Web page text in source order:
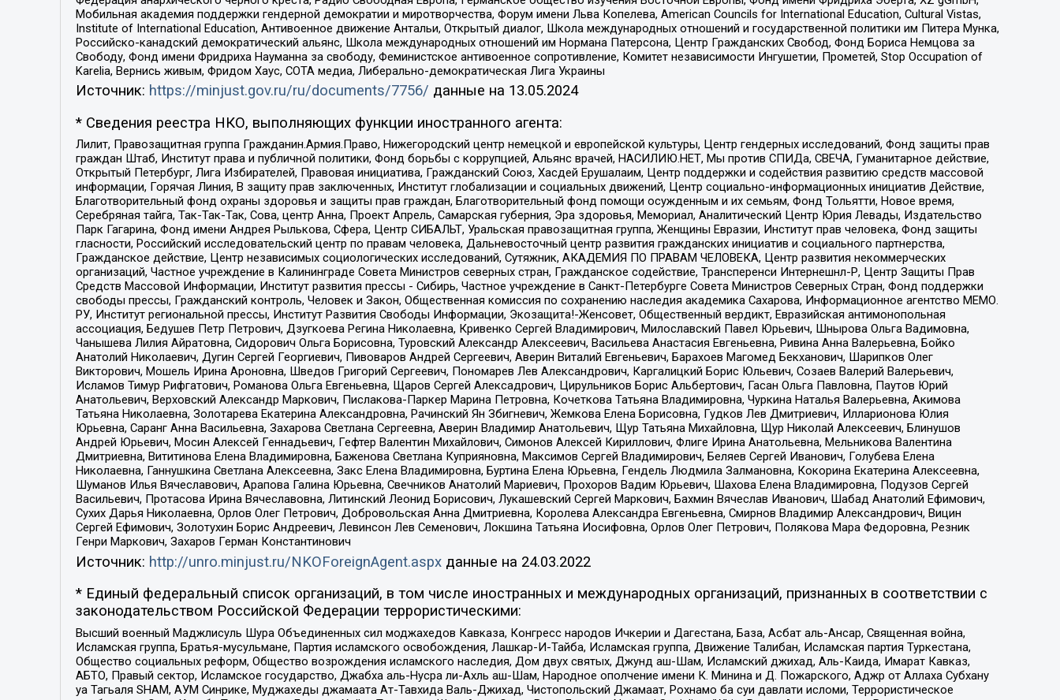
Мобильная академия поддержки гендерной демократии и миротворчества, Форум имени Льва Копелева, American Councils for International Education, Cultural Vistas,
Institute of International Education, Антивоенное движение Антальи, Открытый диалог, Школа международных отношений и государственной политики им Питера Мунка,
Российско-канадский демократический альянс, Школа международных отношений им Нормана Патерсона, Центр Гражданских Свобод, Фонд Бориса Немцова за
Свободу, Фонд имени Фридриха Науманна за свободу, Феминистское антивоенное сопротивление, Комитет независимости Ингушетии, Прометей, Stop Occupation of
Karelia, Вернись живым, Фридом Хаус, СОТА медиа, Либерально-демократическая Лига Украины
Источник: https://minjust.gov.ru/ru/documents/7756/ данные на 13.05.2024
* Сведения реестра НКО, выполняющих функции иностранного агента:
Лилит, Правозащитная группа Гражданин.Армия.Право, Нижегородский центр немецкой и европейской культуры, Центр гендерных исследований, Фонд защиты прав
граждан Штаб, Институт права и публичной политики, Фонд борьбы с коррупцией, Альянс врачей, НАСИЛИЮ.НЕТ, Мы против СПИДа, СВЕЧА, Гуманитарное действие,
Открытый Петербург, Лига Избирателей, Правовая инициатива, Гражданский Союз, Хасдей Ерушалаим, Центр поддержки и содействия развитию средств массовой
информации, Горячая Линия, В защиту прав заключенных, Институт глобализации и социальных движений, Центр социально-информационных инициатив Действие,
Благотворительный фонд охраны здоровья и защиты прав граждан, Благотворительный фонд помощи осужденным и их семьям, Фонд Тольятти, Новое время,
Серебряная тайга, Так-Так-Так, Сова, центр Анна, Проект Апрель, Самарская губерния, Эра здоровья, Мемориал, Аналитический Центр Юрия Левады, Издательство
Парк Гагарина, Фонд имени Андрея Рылькова, Сфера, Центр СИБАЛЬТ, Уральская правозащитная группа, Женщины Евразии, Институт прав человека, Фонд защиты
гласности, Российский исследовательский центр по правам человека, Дальневосточный центр развития гражданских инициатив и социального партнерства,
Гражданское действие, Центр независимых социологических исследований, Сутяжник, АКАДЕМИЯ ПО ПРАВАМ ЧЕЛОВЕКА, Центр развития некоммерческих
организаций, Частное учреждение в Калининграде Совета Министров северных стран, Гражданское содействие, Трансперенси Интернешнл-Р, Центр Защиты Прав
Средств Массовой Информации, Институт развития прессы - Сибирь, Частное учреждение в Санкт-Петербурге Совета Министров Северных Стран, Фонд поддержки
свободы прессы, Гражданский контроль, Человек и Закон, Общественная комиссия по сохранению наследия академика Сахарова, Информационное агентство МЕМО.
РУ, Институт региональной прессы, Институт Развития Свободы Информации, Экозащита!-Женсовет, Общественный вердикт, Евразийская антимонопольная
ассоциация, Бедушев Петр Петрович, Дзугкоева Регина Николаевна, Кривенко Сергей Владимирович, Милославский Павел Юрьевич, Шнырова Ольга Вадимовна,
Чанышева Лилия Айратовна, Сидорович Ольга Борисовна, Туровский Александр Алексеевич, Васильева Анастасия Евгеньевна, Ривина Анна Валерьевна, Бойко
Анатолий Николаевич, Дугин Сергей Георгиевич, Пивоваров Андрей Сергеевич, Аверин Виталий Евгеньевич, Барахоев Магомед Бекханович, Шарипков Олег
Викторович, Мошель Ирина Ароновна, Шведов Григорий Сергеевич, Пономарев Лев Александрович, Каргалицкий Борис Юльевич, Созаев Валерий Валерьевич,
Исламов Тимур Рифгатович, Романова Ольга Евгеньевна, Щаров Сергей Алексадрович, Цирульников Борис Альбертович, Гасан Ольга Павловна, Паутов Юрий
Анатольевич, Верховский Александр Маркович, Пислакова-Паркер Марина Петровна, Кочеткова Татьяна Владимировна, Чуркина Наталья Валерьевна, Акимова
Татьяна Николаевна, Золотарева Екатерина Александровна, Рачинский Ян Збигневич, Жемкова Елена Борисовна, Гудков Лев Дмитриевич, Илларионова Юлия
Юрьевна, Саранг Анна Васильевна, Захарова Светлана Сергеевна, Аверин Владимир Анатольевич, Щур Татьяна Михайловна, Щур Николай Алексеевич, Блинушов
Андрей Юрьевич, Мосин Алексей Геннадьевич, Гефтер Валентин Михайлович, Симонов Алексей Кириллович, Флиге Ирина Анатольевна, Мельникова Валентина
Дмитриевна, Вититинова Елена Владимировна, Баженова Светлана Куприяновна, Максимов Сергей Владимирович, Беляев Сергей Иванович, Голубева Елена
Николаевна, Ганнушкина Светлана Алексеевна, Закс Елена Владимировна, Буртина Елена Юрьевна, Гендель Людмила Залмановна, Кокорина Екатерина Алексеевна,
Шуманов Илья Вячеславович, Арапова Галина Юрьевна, Свечников Анатолий Мариевич, Прохоров Вадим Юрьевич, Шахова Елена Владимировна, Подузов Сергей
Васильевич, Протасова Ирина Вячеславовна, Литинский Леонид Борисович, Лукашевский Сергей Маркович, Бахмин Вячеслав Иванович, Шабад Анатолий Ефимович,
Сухих Дарья Николаевна, Орлов Олег Петрович, Добровольская Анна Дмитриевна, Королева Александра Евгеньевна, Смирнов Владимир Александрович, Вицин
Сергей Ефимович, Золотухин Борис Андреевич, Левинсон Лев Семенович, Локшина Татьяна Иосифовна, Орлов Олег Петрович, Полякова Мара Федоровна, Резник
Генри Маркович, Захаров Герман Константинович
Источник: http://unro.minjust.ru/NKOForeignAgent.aspxданные на 24.03.2022
* Единый федеральный список организаций, в том числе иностранных и международных организаций, признанных в соответствии с
законодательством Российской Федерации террористическими:
Высший военный Маджлисуль Шура Объединенных сил моджахедов Кавказа, Конгресс народов Ичкерии и Дагестана, База, Асбат аль-Ансар, Священная война,
Исламская группа, Братья-мусульмане, Партия исламского освобождения, Лашкар-И-Тайба, Исламская группа, Движение Талибан, Исламская партия Туркестана,
Общество социальных реформ, Общество возрождения исламского наследия, Дом двух святых, Джунд аш-Шам, Исламский джихад, Аль-Каида, Имарат Кавказ,
АБТО, Правый сектор, Исламское государство, Джабха аль-Нусра ли-Ахль аш-Шам, Народное ополчение имени К. Минина и Д. Пожарского, Аджр от Аллаха Субхану
уа Тагьаля SHAM, АУМ Синрике, Муджахеды джамаата Ат-Тавхида Валь-Джихад, Чистопольский Джамаат, Рохнамо ба суи давлати исломи, Террористическое